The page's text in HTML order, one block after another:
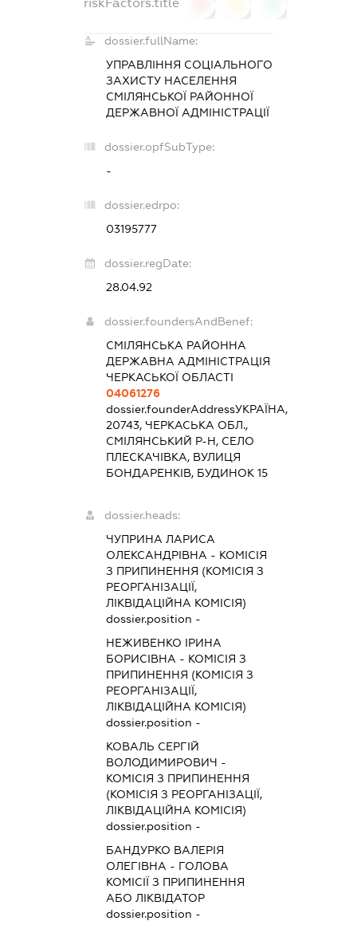
dossier.fullName:
УПРАВЛІННЯ СОЦІАЛЬНОГО
ЗАХИСТУ НАСЕЛЕННЯ
СМІЛЯНСЬКОЇ РАЙОННОЇ
ДЕРЖАВНОЇ АДМІНІСТРАЦІЇ
dossier.opfSubType:
-
dossier.edrpo:
03195777
dossier.regDate:
28.04.92
dossier.foundersAndBenef:
СМІЛЯНСЬКА РАЙОННА
ДЕРЖАВНА АДМІНІСТРАЦІЯ
ЧЕРКАСЬКОЇ ОБЛАСТІ
04061276
dossier.founderAddressУКРАЇНА,
20743, ЧЕРКАСЬКА ОБЛ.,
СМІЛЯНСЬКИЙ Р-Н, СЕЛО
ПЛЕСКАЧІВКА, ВУЛИЦЯ
БОНДАРЕНКІВ, БУДИНОК 15
dossier.heads:
ЧУПРИНА ЛАРИСА
ОЛЕКСАНДРІВНА - КОМІСІЯ
З ПРИПИНЕННЯ (КОМІСІЯ З
РЕОРГАНІЗАЦІЇ,
ЛІКВІДАЦІЙНА КОМІСІЯ)
dossier.position -
НЕЖИВЕНКО ІРИНА
БОРИСІВНА - КОМІСІЯ З
ПРИПИНЕННЯ (КОМІСІЯ З
РЕОРГАНІЗАЦІЇ,
ЛІКВІДАЦІЙНА КОМІСІЯ)
dossier.position -
КОВАЛЬ СЕРГІЙ
ВОЛОДИМИРОВИЧ -
КОМІСІЯ З ПРИПИНЕННЯ
(КОМІСІЯ З РЕОРГАНІЗАЦІЇ,
ЛІКВІДАЦІЙНА КОМІСІЯ)
dossier.position -
БАНДУРКО ВАЛЕРІЯ
ОЛЕГІВНА - ГОЛОВА
КОМІСІЇ З ПРИПИНЕННЯ
АБО ЛІКВІДАТОР
dossier.position -